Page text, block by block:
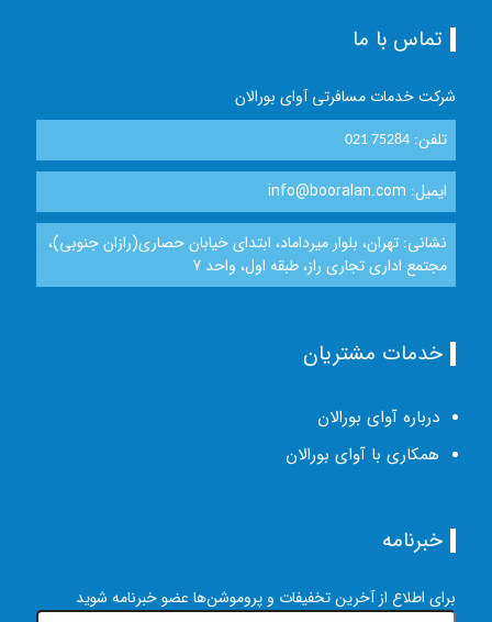
تماس با ما
شرکت خدمات مسافرتی آوای بورالان
تلفن:021 75284
ایمیل: info@booralan.com
نشانی: تهران، بلوار میرداماد، ابتدای خیابان حصاری(رازان جنوبی)،
مجتمع اداری تجاری راز، طبقه اول، واحد 7
خدمات مشتریان
درباره آوای بورالان
همکاری با آوای بورالان
خبرنامه
برای اطلاع از آخرین تخفیفات و پروموشن‌ها عضو خبرنامه شوید